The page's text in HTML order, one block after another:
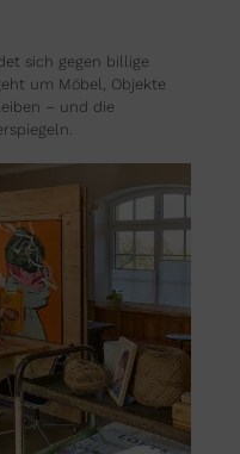
sich gegen billige
um Möbel, Objekte
– und die